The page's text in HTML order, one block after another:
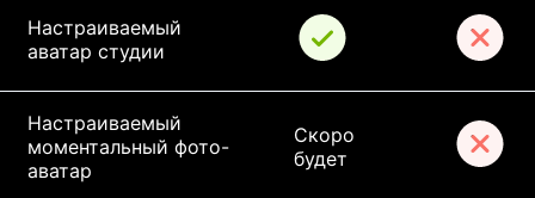
Настраиваемый
аватар студии
Настраиваемый
моментальный фото-
аватар
Скоро
будет